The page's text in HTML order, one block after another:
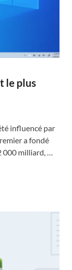
le plus
influencé par
a fondé
milliard, …